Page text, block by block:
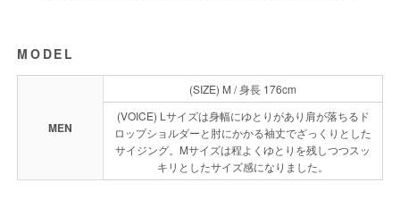
MODEL
MEN
(SIZE) M / 身長 176cm
(VOICE) Lサイズは身幅にゆとりがあり肩が落ちるド
ロップショルダーと肘にかかる袖丈でざっくりとした
サイジング。Mサイズは程よくゆとりを残しつつスッ
キリとしたサイズ感になりました。